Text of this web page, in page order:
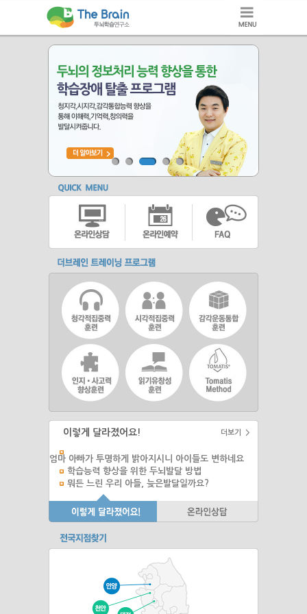
이렇게 달라졌어요! 더보기 >
엄마 아빠가 투명하게 밝아지시니 아이들도 변하네요
학습능력 향상을 위한 두뇌발달 방법
뭐든 느린 우리 아들, 늦은발달일까요?